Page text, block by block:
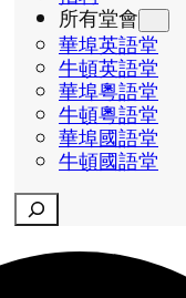
所有堂會
華埠英語堂
牛頓英語堂
華埠粵語堂
牛頓粵語堂
華埠國語堂
牛頓國語堂
Search